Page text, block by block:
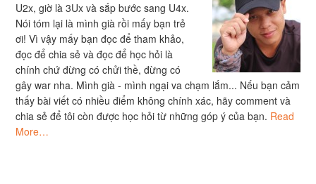
U2x, giờ là 3Ux và sắp bước sang U4x.
Nói tóm lại là mình già rồi mấy bạn trẻ
ơi! Vì vậy mấy bạn đọc để tham khảo,
đọc để chia sẻ và đọc để học hỏi là
chính chứ đừng có chửi thề, đừng có
gây war nha. Mình già - mình ngại va chạm lắm... Nếu bạn cảm
thấy bài viết có nhiều điểm không chính xác, hãy comment và
chia sẻ để tôi còn được học hỏi từ những góp ý của bạn. Read
More…